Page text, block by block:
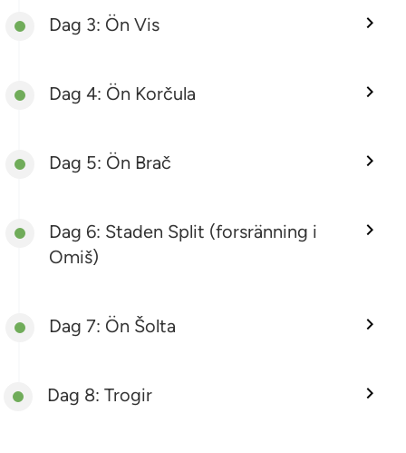
Dag 3: Ön Vis
Dag 4: Ön Korčula
Dag 5: Ön Brač
Dag 6: Staden Split (forsränning i
Omiš)
Dag 7: Ön Šolta
Dag 8: Trogir